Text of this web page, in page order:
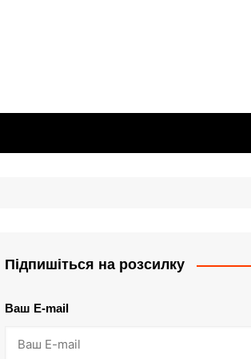
Підпишіться на розсилку
Ваш E-mail